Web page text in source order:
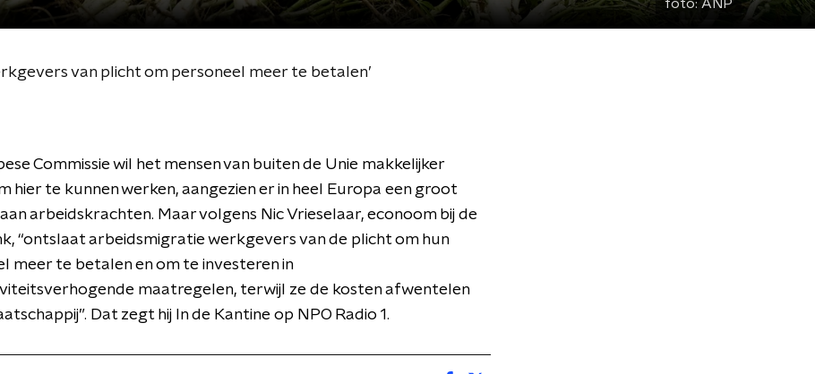
foto: ANP
van plicht om personeel meer te betalen’
Commissie wil het mensen van buiten de Unie makkelijker
hier te kunnen werken, aangezien er in heel Europa een groot
arbeidskrachten. Maar volgens Nic Vrieselaar, econoom bij de
“ontslaat arbeidsmigratie werkgevers van de plicht om hun
meer te betalen en om te investeren in
maatregelen, terwijl ze de kosten afwentelen
Dat zegt hij In de Kantine op NPO Radio 1.